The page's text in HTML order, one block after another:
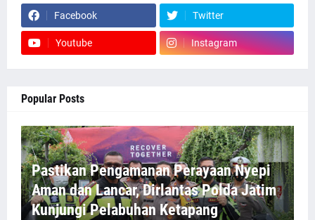
Facebook Twitter
Youtube Instagram
Popular Posts
Pastikan Pengamanan Perayaan Nyepi
Aman dan Lancar, Dirlantas Polda Jatim
Kunjungi Pelabuhan Ketapang